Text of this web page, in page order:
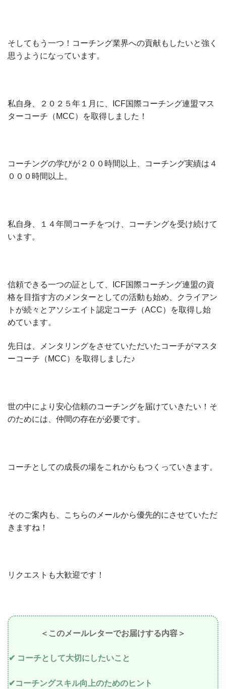
そしてもう一つ！コーチング業界への貢献もしたいと強く
思うようになっています。
私自身、２０２５年１月に、ICF国際コーチング連盟マス
ターコーチ（MCC）を取得しました！
コーチングの学びが２００時間以上、コーチング実績は４
０００時間以上。
私自身、１４年間コーチをつけ、コーチングを受け続けて
います。
信頼できる一つの証として、ICF国際コーチング連盟の資
格を目指す方のメンターとしての活動も始め、クライアン
トが続々とアソシエイト認定コーチ（ACC）を取得し始
めています。
先日は、メンタリングをさせていただいたコーチがマスタ
ーコーチ（MCC）を取得しました♪
世の中により安心信頼のコーチングを届けていきたい！そ
のためには、仲間の存在が必要です。
コーチとしての成長の場をこれからもつくっていきます。
そのご案内も、こちらのメールから優先的にさせていただ
きますね！
リクエストも大歓迎です！
＜このメールレターでお届けする内容＞
✔︎ コーチとして大切にしたいこと
✔︎コーチングスキル向上のためのヒント